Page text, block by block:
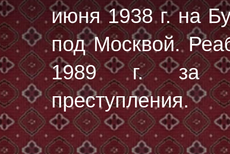
июня 1938 г.на
под Москвой.
1989 г. за
преступления.